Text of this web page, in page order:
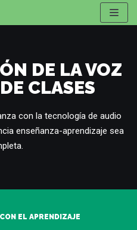
DE LA VOZ
CLASES
con la tecnología de audio
enseñanza-aprendizaje sea
EL APRENDIZAJE